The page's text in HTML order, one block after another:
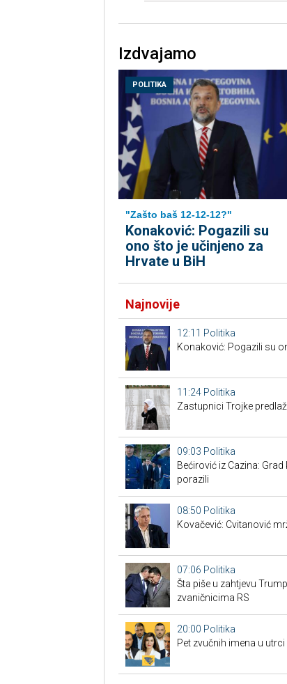
Izdvajamo
POLITIKA
"Zašto baš 12-12-12?"
Konaković: Pogazili su
ono što je učinjeno za
Hrvate u BiH
Najnovije
12:11 Politika
Konaković: Pogazili su
11:24 Politika
Zastupnici Trojke
09:03 Politika
Bećirović iz Cazina:
porazili
08:50 Politika
Kovačević: Cvitanović
07:06 Politika
Šta piše u zahtjevu
zvaničnicima RS
20:00 Politika
Pet zvučnih imena u